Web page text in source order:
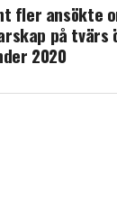
fler ansökte
på tvärs
2020